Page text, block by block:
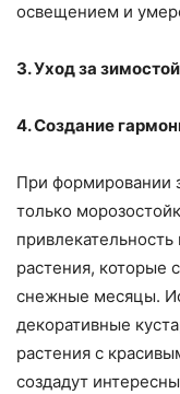
освещением и
3. Уход за
4. Создание
При формировании
только
растения, которые
снежные месяцы.
декоративные
растения с
создадут